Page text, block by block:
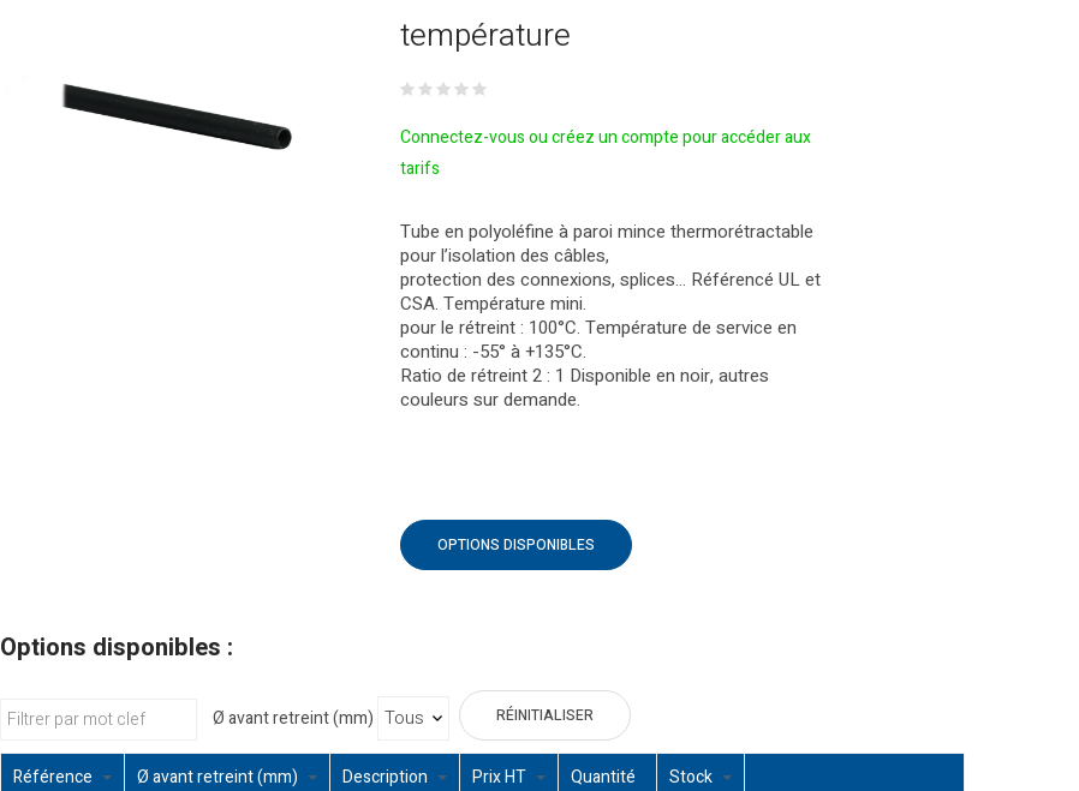
température
Connectez-vous ou créez un compte pour accéder aux
tarifs
Tube en polyoléfine à paroi mince thermorétractable
pour l’isolation des câbles,
protection des connexions, splices… Référencé UL et
CSA. Température mini.
pour le rétreint : 100°C. Température de service en
continu : -55° à +135°C.
Ratio de rétreint 2 : 1 Disponible en noir, autres
couleurs sur demande.
OPTIONS DISPONIBLES
Options disponibles :
Ø avant retreint (mm) RÉINITIALISER
Référence Ø avant retreint (mm) Description Prix HT Quantité Stock